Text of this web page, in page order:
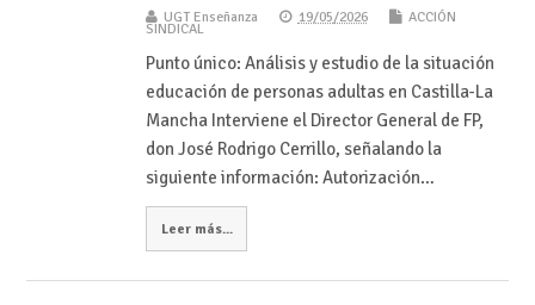
UGT Enseñanza 19/05/2026 ACCIÓN
SINDICAL
Punto único: Análisis y estudio de la situación
educación de personas adultas en Castilla-La
Mancha Interviene el Director General de FP,
don José Rodrigo Cerrillo, señalando la
siguiente información: Autorización…
Leer más...